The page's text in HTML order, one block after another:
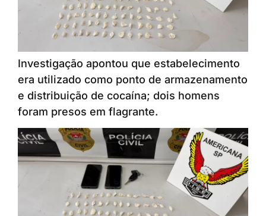
Investigação apontou que estabelecimento
era utilizado como ponto de armazenamento
e distribuição de cocaína; dois homens
foram presos em flagrante.